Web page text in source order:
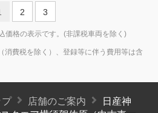
2 3
格の表示です。(非課税車両を除く)
費税を除く）、登録等に伴う費用等は含
店舗のご案内
日産神